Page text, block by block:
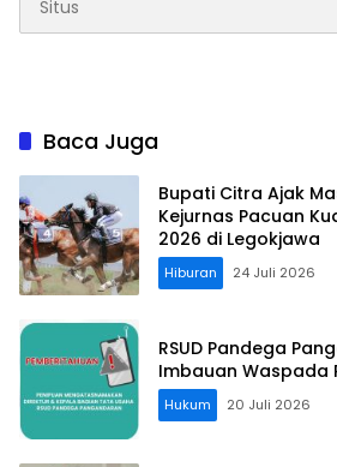
Baca Juga
Bupati Citra Ajak
Kejurnas Pacuan
2026 di Legokjawa
Hiburan 24 Juli 2026
RSUD Pandega
Imbauan Waspada
Hukum 20 Juli 2026